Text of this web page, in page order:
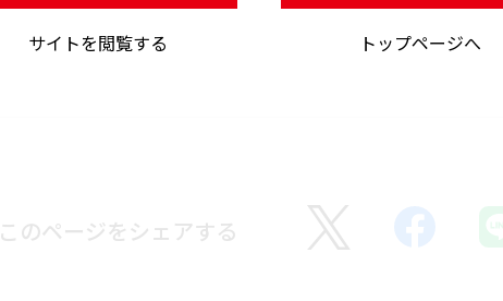
このページをシェアする
サイトを閲覧する トップページへ